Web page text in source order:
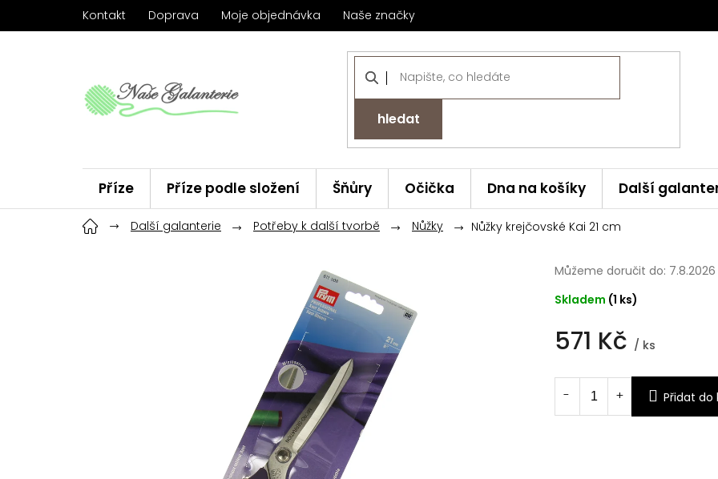
Kontakt Doprava Moje objednávka Naše značky
hledat
Příze Příze podle složení Šňůry Očička Dna na košíky Další
Háčky ChiaoGoo Značky
Další galanterie Potřeby k další tvorbě Nůžky Nůžky krejčovské Kai 21 cm
571 Kč / ks
cena:
Skladem (1 ks)
Můžeme doručit do: 7.8.2026
Přidat do